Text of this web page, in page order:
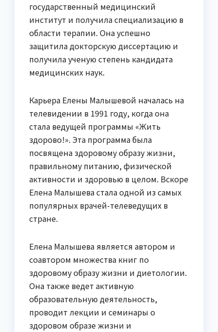
государственный медицинский
институт и получила специализацию в
области терапии. Она успешно
защитила докторскую диссертацию и
получила ученую степень кандидата
медицинских наук.
Карьера Елены Малышевой началась на
телевидении в 1991 году, когда она
стала ведущей программы «Жить
здорово!». Эта программа была
посвящена здоровому образу жизни,
правильному питанию, физической
активности и здоровью в целом. Вскоре
Елена Малышева стала одной из самых
популярных врачей-телеведущих в
стране.
Елена Малышева является автором и
соавтором множества книг по
здоровому образу жизни и диетологии.
Она также ведет активную
образовательную деятельность,
проводит лекции и семинары о
здоровом образе жизни и